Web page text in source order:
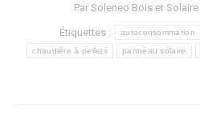
Par Soleneo Bois et Solaire
Étiquettes : autoconsommation
chaudière à pellets panneau solaire